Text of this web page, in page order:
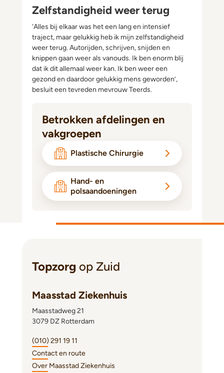
Zelfstandigheid weer terug
‘Alles bij elkaar was het een lang en intensief
traject, maar gelukkig heb ik mijn zelfstandigheid
weer terug. Autorijden, schrijven, snijden en
knippen gaan weer als vanouds. Ik ben enorm blij
dat ik dit allemaal weer kan. Ik ben weer een
gezond en daardoor gelukkig mens geworden’,
besluit een tevreden mevrouw Teerds.
Betrokken afdelingen en
vakgroepen
Plastische Chirurgie
Hand- en
polsaandoeningen
Topzorg op Zuid
Maasstad Ziekenhuis
Maasstadweg 21
3079 DZ Rotterdam
(010) 291 19 11
Contact en route
Over Maasstad Ziekenhuis